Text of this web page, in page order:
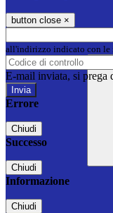
button close ×
all'indirizzo indicato con le
E-mail inviata, si prega
Errore
Chiudi
Successo
Chiudi
Informazione
Chiudi